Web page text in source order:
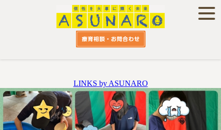
LINKS by ASUNARO